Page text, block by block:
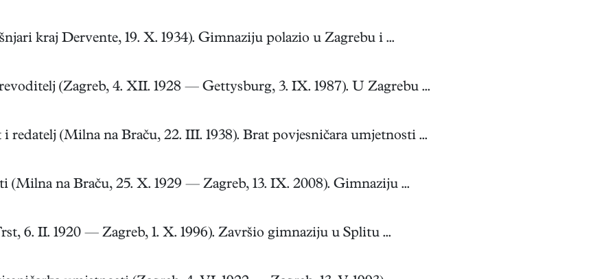
kraj Dervente, 19. X. 1934). Gimnaziju polazio u Zagrebu i ...
(Zagreb, 4. XII. 1928 — Gettysburg, 3. IX. 1987). U Zagrebu ...
(Milna na Braču, 22. III. 1938). Brat povjesničara umjetnosti ...
na Braču, 25. X. 1929 — Zagreb, 13. IX. 2008). Gimnaziju ...
6. II. 1920 — Zagreb, 1. X. 1996). Završio gimnaziju u Splitu ...